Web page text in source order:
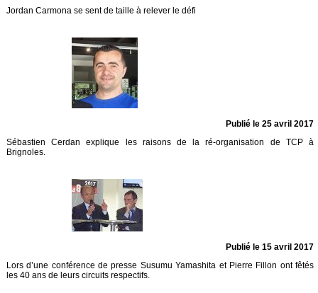
Jordan Carmona se sent de taille à relever le défi
Publié le 25 avril 2017
Sébastien Cerdan explique les raisons de la ré-organisation de TCP à
Brignoles.
Publié le 15 avril 2017
Lors d’une conférence de presse Susumu Yamashita et Pierre Fillon ont fêtés
les 40 ans de leurs circuits respectifs.